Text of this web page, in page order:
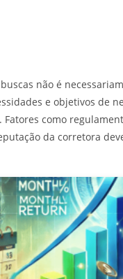
não é
e objetivos de
como
da corretora